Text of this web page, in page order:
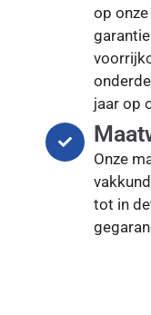
op
jaar op
Onze
tot in